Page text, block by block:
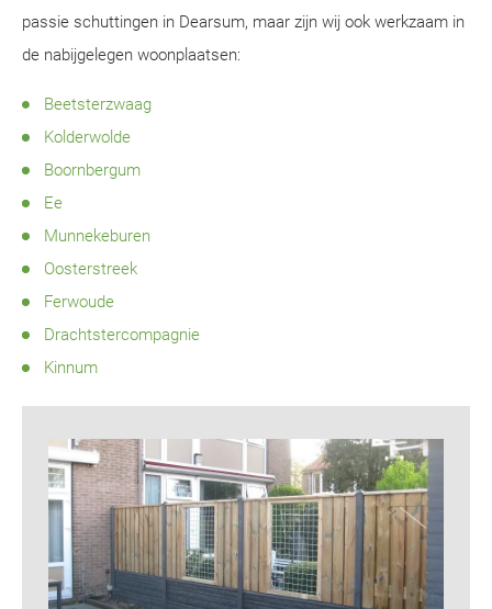
passie schuttingen in Dearsum, maar zijn wij ook werkzaam in
de nabijgelegen woonplaatsen:
Beetsterzwaag
Kolderwolde
Boornbergum
Ee
Munnekeburen
Oosterstreek
Ferwoude
Drachtstercompagnie
Kinnum